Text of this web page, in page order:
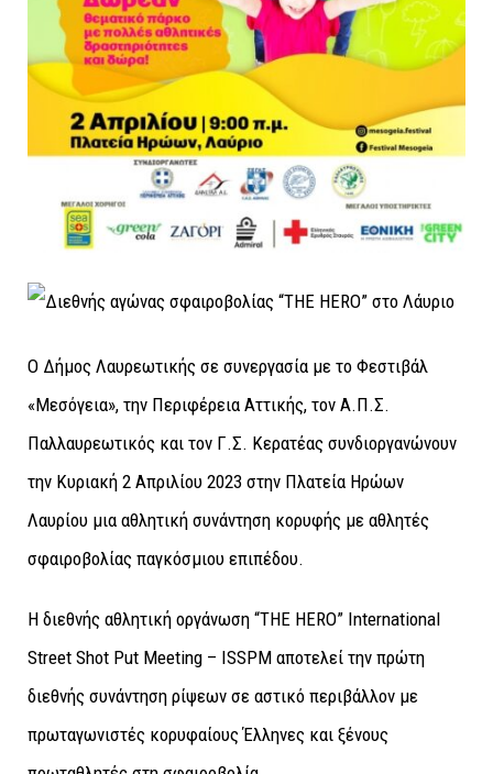
Ο Δήμος Λαυρεωτικής σε συνεργασία με το Φεστιβάλ
«Μεσόγεια», την Περιφέρεια Αττικής, τον Α.Π.Σ.
Παλλαυρεωτικός και τον Γ.Σ. Κερατέας συνδιοργανώνουν
την Κυριακή 2 Απριλίου 2023 στην Πλατεία Ηρώων
Λαυρίου μια αθλητική συνάντηση κορυφής με αθλητές
σφαιροβολίας παγκόσμιου επιπέδου.
Η διεθνής αθλητική οργάνωση “THE HERO” International
Street Shot Put Meeting – ISSPM αποτελεί την πρώτη
διεθνής συνάντηση ρίψεων σε αστικό περιβάλλον με
πρωταγωνιστές κορυφαίους Έλληνες και ξένους